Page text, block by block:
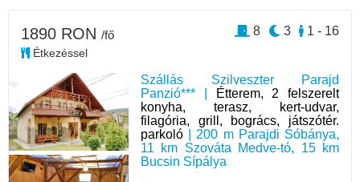
Szállás Szilveszter Parajd
Panzió*** |
Étterem, 2 felszerelt
konyha, terasz, kert-udvar,
filagória, grill, bogrács, játszótér.
parkoló | 200 m Parajdi Sóbánya,
11 km Szováta Medve-tó, 15 km
Bucsin Sípálya
1890 RON /fő
Étkezéssel
1 - 16
3
8